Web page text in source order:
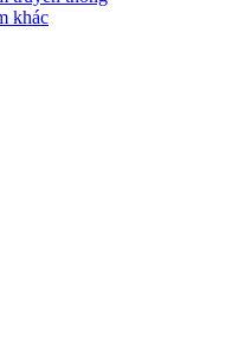
khác